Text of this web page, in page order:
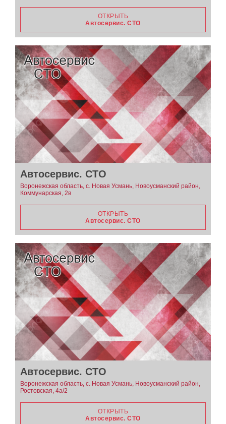
ОТКРЫТЬ
Автосервис. СТО
Автосервис. СТО
Воронежская область, с. Новая Усмань, Новоусманский район,
Коммунарская, 2в
ОТКРЫТЬ
Автосервис. СТО
Автосервис. СТО
Воронежская область, с. Новая Усмань, Новоусманский район,
Ростовская, 4а/2
ОТКРЫТЬ
Автосервис. СТО